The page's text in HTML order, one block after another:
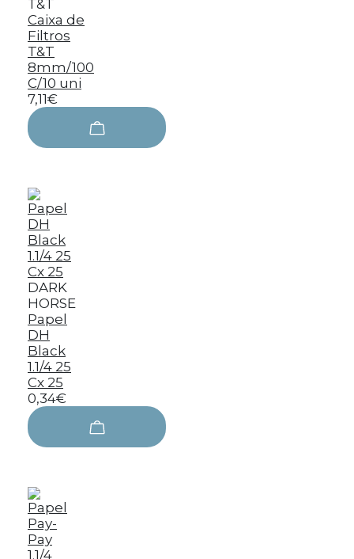
T&T
Caixa de
Filtros
T&T
8mm/100
C/10 uni
7,11€
DARK
HORSE
Papel
DH
Black
1.1/4 25
Cx 25
0,34€